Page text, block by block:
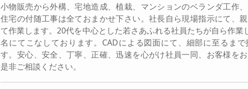
小物販売から外構、宅地造成、植栽、マンションのベランダ工作
住宅の付随工事は全ておまかせ下さい。社長自ら現場指示にて、
て作業します。20代を中心とした若さあふれる社員たちが自ら作業
名にてこなしております。CADによる図面にて、細部に至るま
す。安心、安全、丁寧、正確、迅速を心がけ社員一同、お客様をお
是非ご相談ください。